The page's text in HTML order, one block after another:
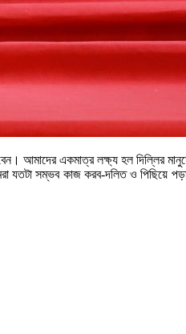
আমাদের একমাত্র লক্ষ্য হল দিল্লির
যতটা সম্ভব কাজ করব-দলিত ও পিছিয়ে